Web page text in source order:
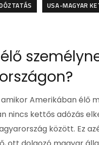
USA-MAGYAR
Amerikában élő
nincs kettős adózás
között. Ez